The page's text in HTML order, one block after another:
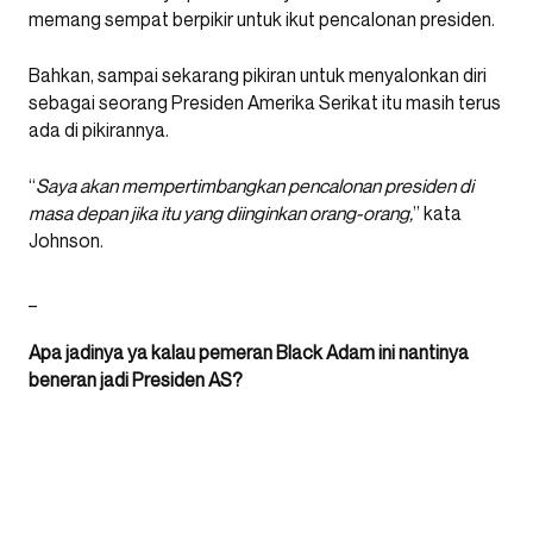
memang sempat berpikir untuk ikut pencalonan presiden.
Bahkan, sampai sekarang pikiran untuk menyalonkan diri
sebagai seorang Presiden Amerika Serikat itu masih terus
ada di pikirannya.
“Saya akan mempertimbangkan pencalonan presiden di
masa depan jika itu yang diinginkan orang-orang,” kata
Johnson.
Apa jadinya ya kalau pemeran Black Adam ini nantinya
beneran jadi Presiden AS?